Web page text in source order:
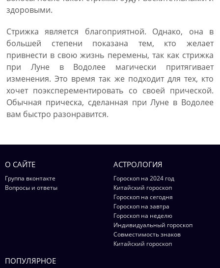
здоровыми.
Стрижка является благоприятной. Однако, она в
большей степени показана тем, кто желает
привнести в свою жизнь перемены, так как стрижка
при Луне в Водолее магически притягивает
изменения. Это время так же подходит для тех, кто
хочет поэксперементировать со своей прической.
Обычная прическа, сделанная при Луне в Водолее
вам быстро разонравится.
О САЙТЕ
Группа вконтакте
Вопросы и ответы
АСТРОЛОГИЯ
Гороскоп на 2024 год
Китайский гороскоп
Гороскоп на сегодня
Гороскоп на завтра
Гороскоп на неделю
Индивидуальный гороскоп
Совместимость знаков
Китайский гороскоп
ПОПУЛЯРНОЕ